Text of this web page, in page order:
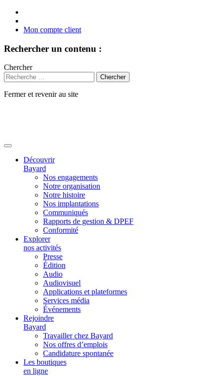
Mon compte client
Rechercher un contenu :
Chercher
Fermer et revenir au site
Découvrir
Bayard
Nos engagements
Notre organisation
Notre histoire
Nos implantations
Communiqués
Rapports de gestion & DPEF
Conformité
Explorer
nos activités
Presse
Édition
Audio
Audiovisuel
Applications et plateformes
Services média
Événements
Rejoindre
Bayard
Travailler chez Bayard
Nos offres d’emplois
Candidature spontanée
Les boutiques
en ligne